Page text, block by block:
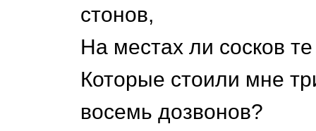
стонов,
На местах ли сосков
Которые стоили мне
восемь дозвонов?